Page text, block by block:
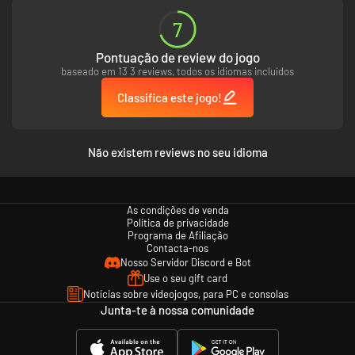
atacando das sombras. Os mantos vermelho-escuros refletem os
juramentos de sangue à sua causa, e eles estão dispostos a matar ou
morrer para proteger o poder ancestral que servem.
*Requer o jogo base (vendido separadamente)
7
Pontuação de review do jogo
baseado em 13 3 reviews, todos os idiomas incluídos
Classifica este jogo!
Não existem reviews no seu idioma
As condições de venda
Política de privacidade
Programa de Afiliação
Contacta-nos
Nosso Servidor Discord e Bot
Use o seu gift card
Notícias sobre videojogos, para PC e consolas
Junta-te à nossa comunidade